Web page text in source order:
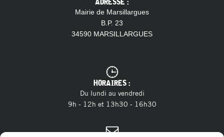
Mairie de Marsillargues
B.P. 23
34590 MARSILLARGUES
HORAIRES :
Du lundi au vendredi
9h - 12h et 13h30 - 16h30